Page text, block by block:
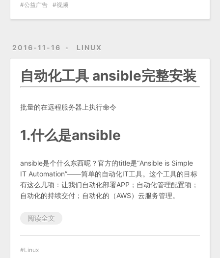
公益广告 视频
2016-11-16 LINUX
自动化工具 ansible完整安装
批量的在远程服务器上执行命令
1.什么是ansible
ansible是个什么东西呢？官方的title是“Ansible is Simple
IT Automation”——简单的自动化IT工具。这个工具的目标
有这么几项：让我们自动化部署APP；自动化管理配置项；
自动化的持续交付；自动化的（AWS）云服务管理。
阅读全文
Linux